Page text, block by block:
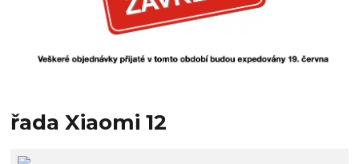
řada Xiaomi 12